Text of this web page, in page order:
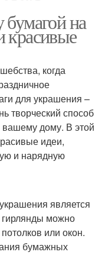
бумагой на
красивые
когда
для украшения –
творческий способ
дому. В этой
идеи,
и нарядную
является
гирлянды можно
или окон.
бумажных